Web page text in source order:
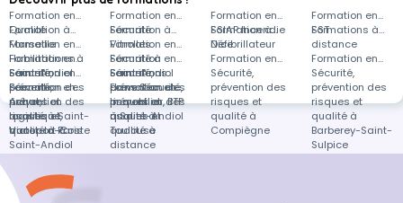
Formation en
Qualité
Formation en
Sécurité
Formation en
SSIAP Incendie
Défibrillateur
Formation en
SST
Formation à
Marseille
Formation à
Vitrolles
Formation à
Nice
Formations à
distance
Formation en
Habilitations à
Saint-Andiol
Formation en
Sécurité à
Saint-Andiol
Formation en
Sécurité,
prévention des
risques et
qualité à Saint-
Victor-la-Coste
Formation en
Sécurité,
prévention des
risques et
qualité à
Toulouse
Formation en
Sécurité,
prévention des
risques et
qualité à
Compiègne
Formation en
Sécurité,
prévention des
risques et
qualité à
Barberey-Saint-
Sulpice
Formation en
Sécurité,
prévention des
risques et
qualité à Paris
Formations
dans Sécurité,
prévention des
risques et
qualité à
distance
Formation en
Achat,
logistique,
transport à
Saint-Andiol
Formation en
Immobilier, BTP
à Saint-Andiol